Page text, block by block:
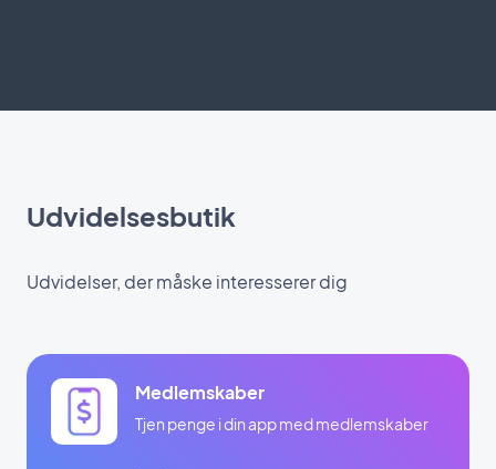
Udvidelsesbutik
Udvidelser, der måske interesserer dig
Medlemskaber
Tjen penge i din app med medlemskaber